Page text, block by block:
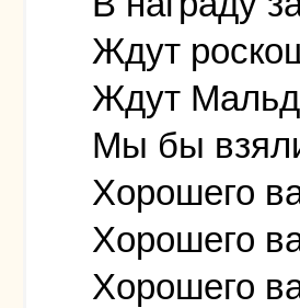
Ждут
Ждут
Мы бы
Хорошего
Хорошего
Хорошего